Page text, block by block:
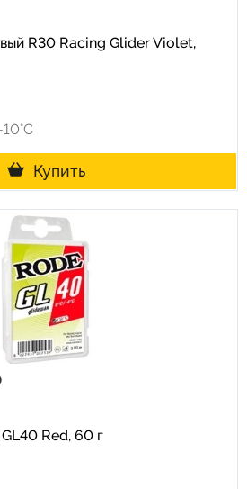
R30 Racing Glider Violet,
Купить
Rеd, 60 г